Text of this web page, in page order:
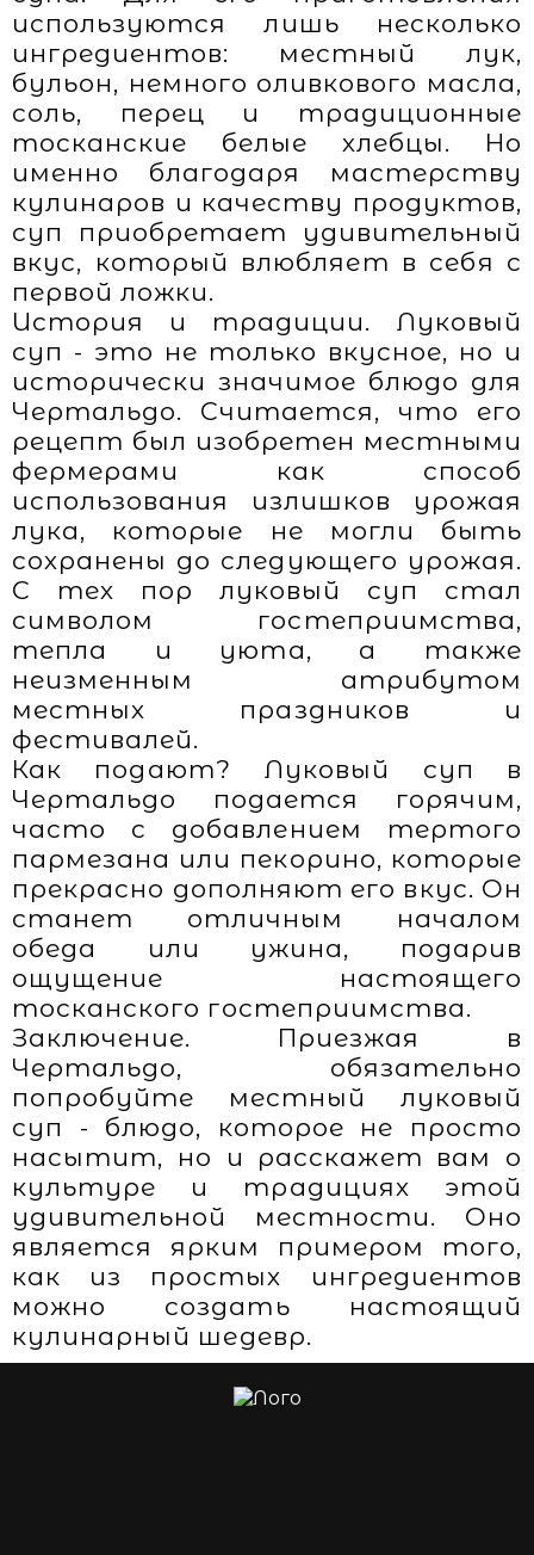
используются лишь несколько
ингредиентов: местный лук,
бульон, немного оливкового масла,
соль, перец и традиционные
тосканские белые хлебцы. Но
именно благодаря мастерству
кулинаров и качеству продуктов,
суп приобретает удивительный
вкус, который влюбляет в себя с
первой ложки.
История и традиции. Луковый
суп - это не только вкусное, но и
исторически значимое блюдо для
Чертальдо. Считается, что его
рецепт был изобретен местными
фермерами как способ
использования излишков урожая
лука, которые не могли быть
сохранены до следующего урожая.
С тех пор луковый суп стал
символом гостеприимства,
тепла и уюта, а также
неизменным атрибутом
местных праздников и
фестивалей.
Как подают? Луковый суп в
Чертальдо подается горячим,
часто с добавлением тертого
пармезана или пекорино, которые
прекрасно дополняют его вкус. Он
станет отличным началом
обеда или ужина, подарив
ощущение настоящего
тосканского гостеприимства.
Заключение. Приезжая в
Чертальдо, обязательно
попробуйте местный луковый
суп - блюдо, которое не просто
насытит, но и расскажет вам о
культуре и традициях этой
удивительной местности. Оно
является ярким примером того,
как из простых ингредиентов
можно создать настоящий
кулинарный шедевр.